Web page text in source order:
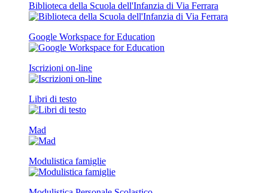
Biblioteca della Scuola dell'Infanzia di Via Ferrara
Google Workspace for Education
Iscrizioni on-line
Libri di testo
Mad
Modulistica famiglie